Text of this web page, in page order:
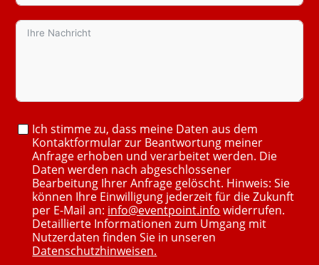
Ich stimme zu, dass meine Daten aus dem
Kontaktformular zur Beantwortung meiner
Anfrage erhoben und verarbeitet werden. Die
Daten werden nach abgeschlossener
Bearbeitung Ihrer Anfrage gelöscht. Hinweis: Sie
können Ihre Einwilligung jederzeit für die Zukunft
per E-Mail an: info@eventpoint.info widerrufen.
Detaillierte Informationen zum Umgang mit
Nutzerdaten finden Sie in unseren
Datenschutzhinweisen.